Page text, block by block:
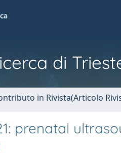
di
in Rivista(Articolo
prenatal